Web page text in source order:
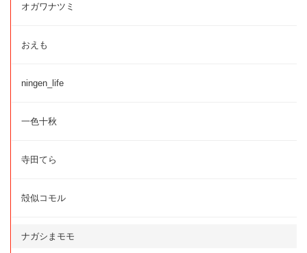
オガワナツミ
おえも
ningen_life
一色十秋
寺田てら
殻似コモル
ナガシまモモ